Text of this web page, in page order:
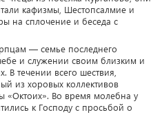
кафизмы, Шестопсалмие и
на сплочение и беседа с
— семье последнего
и служении своим близким и
В течении всего шествия,
из хоровых коллективов
«Октоих». Во время молебна у
к Господу с просьбой о